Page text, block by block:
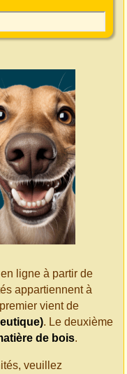
ligne à partir de
appartiennent à
vient de
. Le deuxième
de bois.
veuillez